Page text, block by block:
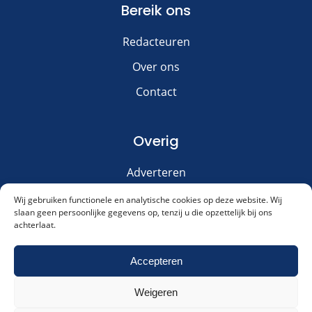
Wij gebruiken functionele en analytische cookies op deze website. Wij
slaan geen persoonlijke gegevens op, tenzij u die opzettelijk bij ons
achterlaat.
Accepteren
Weigeren
Bereik ons
Redacteuren
Over ons
Contact
Overig
Adverteren
Disclaimer
Privacy & Cookies
Meld je aan voor onze nieuwsbrief!
Akkoord met onsprivacybeleid